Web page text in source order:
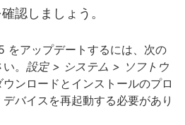
認しましょう。
をアップデートするには、次の
。 設定 > システム > ソフトウ
ウンロードとインストールのプロ
バイスを再起動する必要があり